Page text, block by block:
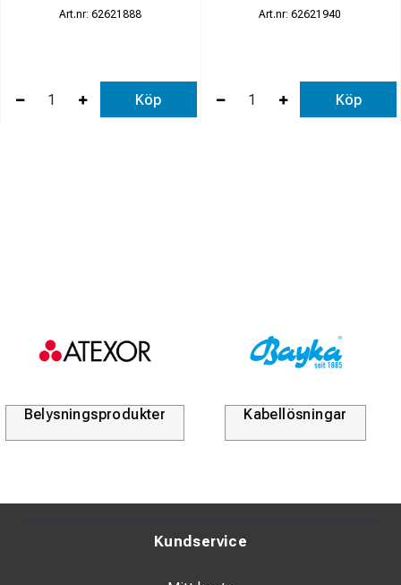
62621888
Köp
62621940
Köp
Kabellösningar Durofix
Kundservice